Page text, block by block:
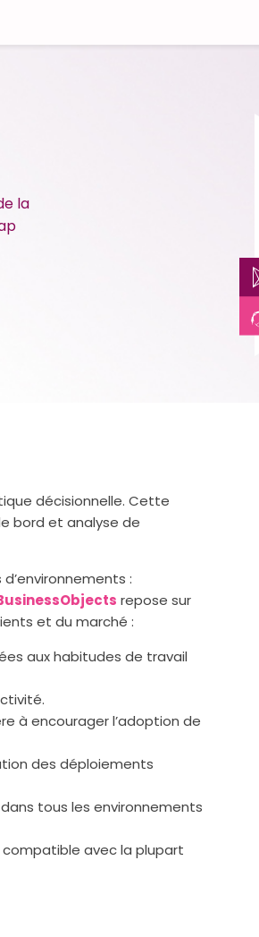
la
décisionnelle. Cette
bord et analyse de
:
repose sur
et du marché :
aux habitudes de travail
à encourager l’adoption de
des déploiements
tous les environnements
avec la plupart